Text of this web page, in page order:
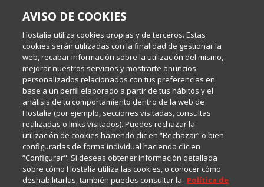
Escrito por el equipo de Comunicación de Hostalia, dirigido por
Internet y Tecnología.
Política de privacidad
Política de cookies
Aviso legal
AVISO DE COOKIES
Hostalia utiliza cookies propias y de terceros. Estas
cookies serán utilizadas con la finalidad de gestionar la
web, recabar información sobre la utilización del mismo,
mejorar nuestros servicios y mostrarte anuncios
personalizados relacionados con tus preferencias en
base a un perfil elaborado a partir de tus hábitos y el
análisis de tu comportamiento dentro de la web de
Hostalia (por ejemplo, secciones visitadas, consultas
realizadas o links visitados). Puedes rechazar la
utilización de cookies haciendo clic en “Rechazar” o bien
configurarlas de forma individual haciendo clic en
“Configurar". Si deseas obtener información detallada
sobre cómo Hostalia utiliza las cookies, o conocer cómo
deshabilitarlas, también puedes consultar la Política de